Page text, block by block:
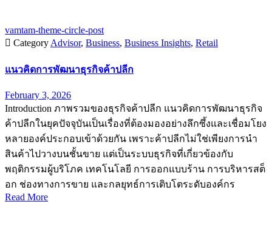
vamtam-theme-circle-post
 Category Advisor, Business, Business Insights, Retail
แนวคิดการพัฒนาธุรกิจค้าปลีก
February 3, 2026
Introduction ภาพรวมของธุรกิจค้าปลีก แนวคิดการพัฒนาธุรกิจ
ค้าปลีกในยุคปัจจุบันเป็นเรื่องที่ต้องมองอย่างลึกซึ้งและเชื่อมโยง
หลายองค์ประกอบเข้าด้วยกัน เพราะค้าปลีกไม่ใช่เพียงการนำ
สินค้าไปวางบนชั้นขาย แต่เป็นระบบธุรกิจที่เกี่ยวข้องกับ
พฤติกรรมผู้บริโภค เทคโนโลยี การออกแบบร้าน การบริหารสต็
อก ช่องทางการขาย และกลยุทธ์การเติบโตระดับองค์กร
Read More